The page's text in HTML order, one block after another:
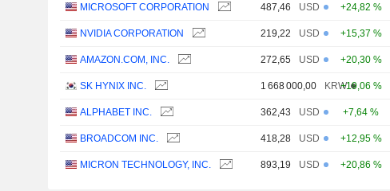
MICROSOFT CORPORATION 487,46 USD +24,82 %
NVIDIA CORPORATION 219,22 USD +15,37 %
AMAZON.COM, INC. 272,65 USD +20,30 %
SK HYNIX INC. 1 668 000,00 KRW+19,06 %
ALPHABET INC. 362,43 USD +7,64 %
BROADCOM INC. 418,28 USD +12,95 %
MICRON TECHNOLOGY, INC. 893,19 USD +20,86 %